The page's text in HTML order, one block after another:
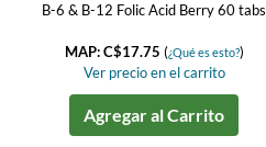
B-6 & B-12 Folic Acid Berry 60 tabs
MAP: C$17.75 (¿Qué es esto?)
Ver precio en el carrito
Agregar al Carrito